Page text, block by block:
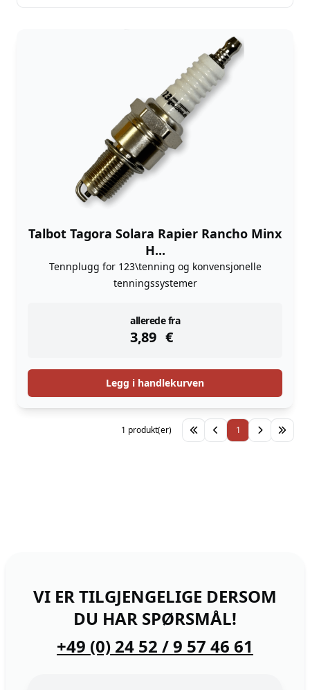
Talbot Tagora Solara Rapier Rancho Minx
H...
Tennplugg for 123\tenning og konvensjonelle
tenningssystemer
allerede fra
3,89 €
instock
Legg i handlekurven
1
1 produkt(er)
VI ER TILGJENGELIGE DERSOM
DU HAR SPØRSMÅL!
+49 (0) 24 52 / 9 57 46 61